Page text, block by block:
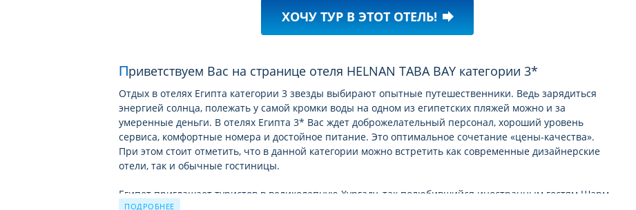
ХОЧУ ТУР В ЭТОТ ОТЕЛЬ! forward
Приветствуем Вас на странице отеля HELNAN TABA BAY категории 3*
Отдых в отелях Египта категории 3 звезды выбирают опытные путешественники. Ведь зарядиться
энергией солнца, полежать у самой кромки воды на одном из египетских пляжей можно и за
умеренные деньги. В отелях Египта 3* Вас ждет доброжелательный персонал, хороший уровень
сервиса, комфортные номера и достойное питание. Это оптимальное сочетание «цены-качества».
При этом стоит отметить, что в данной категории можно встретить как современные дизайнерские
отели, так и обычные гостиницы.
Египет приглашает туристов в великолепную Хургаду, так полюбившийся иностранным гостям Шарм-
ПОДРОБНЕЕ